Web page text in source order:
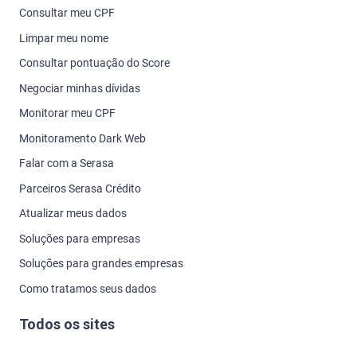
Consultar meu CPF
Limpar meu nome
Consultar pontuação do Score
Negociar minhas dívidas
Monitorar meu CPF
Monitoramento Dark Web
Falar com a Serasa
Parceiros Serasa Crédito
Atualizar meus dados
Soluções para empresas
Soluções para grandes empresas
Como tratamos seus dados
Todos os sites